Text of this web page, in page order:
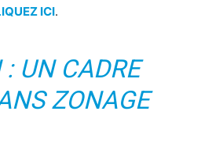
ICI.
UN CADRE
ZONAGE